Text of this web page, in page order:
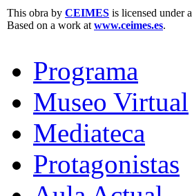
This obra by CEIMES is licensed under a
Based on a work at www.ceimes.es.
Programa
Museo Virtual
Mediateca
Protagonistas